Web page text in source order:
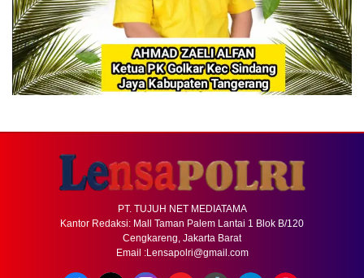
PT. TUJUH NET MEDIATAMA
Kantor Redaksi: Mall Taman Palem Lantai 1 Blok B/120
Cengkareng, Jakarta Barat
Email :Lensapolri@gmail.com